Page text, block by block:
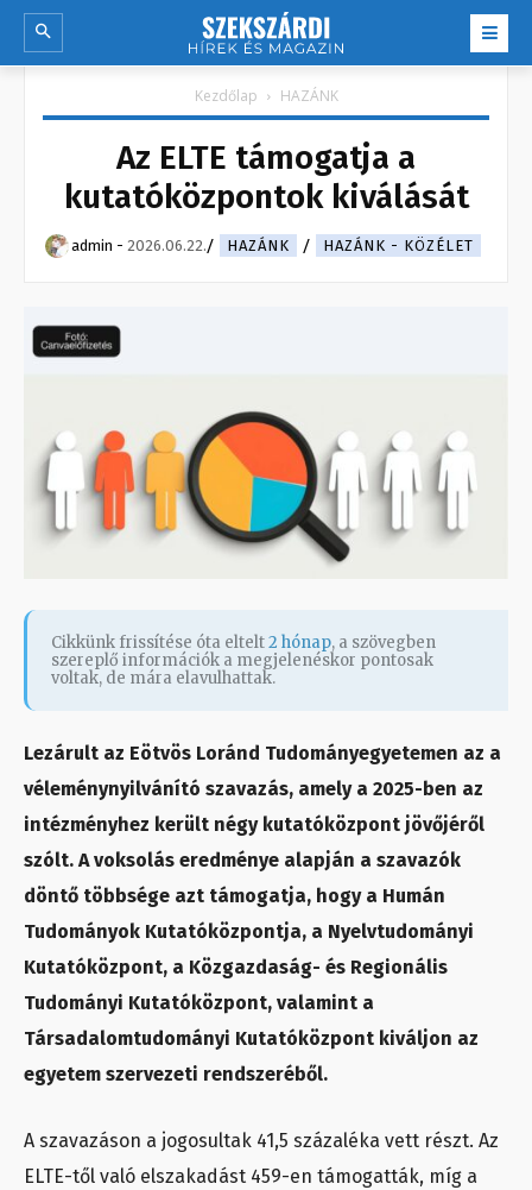
Kezdőlap HAZÁNK
Az ELTE támogatja a
kutatóközpontok kiválását
admin - 2026.06.22. HAZÁNK HAZÁNK - KÖZÉLET
Cikkünk frissítése óta eltelt2 hónap, a szövegben
szereplő információk a megjelenéskor pontosak
voltak, de mára elavulhattak.
Lezárult az Eötvös Loránd Tudományegyetemen az a
véleménynyilvánító szavazás, amely a 2025-ben az
intézményhez került négy kutatóközpont jövőjéről
szólt. A voksolás eredménye alapján a szavazók
döntő többsége azt támogatja, hogy a Humán
Tudományok Kutatóközpontja, a Nyelvtudományi
Kutatóközpont, a Közgazdaság- és Regionális
Tudományi Kutatóközpont, valamint a
Társadalomtudományi Kutatóközpont kiváljon az
egyetem szervezeti rendszeréből.
A szavazáson a jogosultak 41,5 százaléka vett részt. Az
ELTE-től való elszakadást 459-en támogatták, míg a